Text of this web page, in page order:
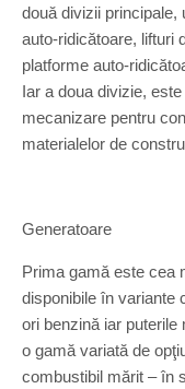
două divizii principale,
auto-ridicătoare, lifturi
platforme auto-
Iar a doua divizie,
mecanizare pentru
materialelor de
Generatoare
Prima gamă este cea
disponibile în variante
ori benzină iar puterile
o gamă variată de
combustibil mărit – în